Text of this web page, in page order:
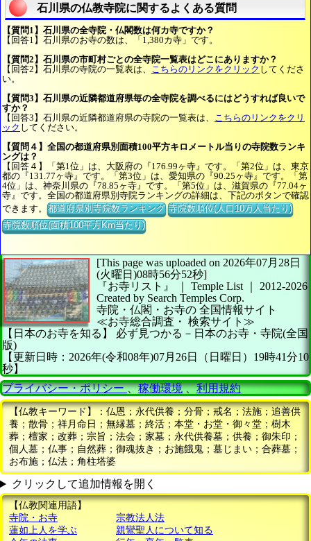
石川県の仏教寺院に関するよくある質問
【質問1】石川県の全寺院・仏閣数は何カ寺ですか？
【回答1】石川県のお寺の数は、「1,380カ寺」です。
【質問2】石川県の市町村ごとの全寺院一覧表はどこにありますか？
【回答2】石川県の寺院の一覧表は、 こちらのリンクをクリック してくださ
い。
【質問3】石川県の近隣都道府県毎の全寺院を調べるにはどうすれば良いで
すか？
【回答3】石川県の近隣都道府県の寺院の一覧表は、 こちらのリンクをクリ
ック してください。
【質問４】全国の都道府県別面積100平方キロメートル当りの寺院数ランキ
ングは？
【回答４】「第1位」は、大阪府の『176.99ヶ寺』です。「第2位」は、東京
都の『131.77ヶ寺』です。「第3位」は、愛知県の『90.25ヶ寺』です。「第
4位」は、神奈川県の『78.85ヶ寺』です。「第5位」は、滋賀県の『77.04ヶ
寺』です。全国の都道府県別寺院ランキングの詳細は、下記のボタンで確認
できます。都道府県別寺院数ランキング 寺院数順位(人口10万人当たり)
寺院数順位(面積100平方Km当たり)
[This page was uploaded on 2026年07月28日
(火曜日)08時56分52秒]
『お寺リスト』 ｜ Temple List
2012-2026
Created by Search Temples Corp.
寺院・仏閣・お寺の 全国情報サイト
≪お寺総合調査・ 検索サイト≫
【日本のお寺を知る】
必ず見つかる－日本のお寺・寺院(全国
版)
【更新日時：2026年(令和08年)07月26日（日曜日）19時41分10
秒】
プライバシー・ポリシー、稼働環境、利用規約
【仏教キーワード】：仏恩；永代供養；分骨；戒名；法施；追善供
養；散骨；祥月命日；無縁墓；終活；本堂・お堂・御々堂；樹木
葬；檀家；改葬；宗旨；法会；家墓；永代供養墓；供養；御朱印；
個人墓；仏事；自然葬；御魂抜き；お施餓鬼；墓じまい；合葬墓；
お布施；仏法；角柱塔婆
クリックして追加情報を開く
【仏教関連用語】
寺院・お寺
宗教法人法
蓮如上人を学ぶ
親鸞聖人について知る